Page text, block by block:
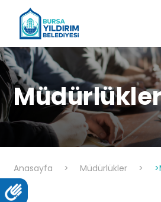
Anasayfa > Müdürlükler >